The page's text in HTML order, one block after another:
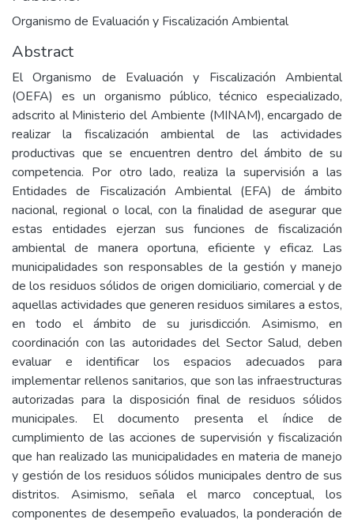
Organismo de Evaluación y Fiscalización Ambiental
Abstract
El Organismo de Evaluación y Fiscalización Ambiental
(OEFA) es un organismo público, técnico especializado,
adscrito al Ministerio del Ambiente (MINAM), encargado de
realizar la fiscalización ambiental de las actividades
productivas que se encuentren dentro del ámbito de su
competencia. Por otro lado, realiza la supervisión a las
Entidades de Fiscalización Ambiental (EFA) de ámbito
nacional, regional o local, con la finalidad de asegurar que
estas entidades ejerzan sus funciones de fiscalización
ambiental de manera oportuna, eficiente y eficaz. Las
municipalidades son responsables de la gestión y manejo
de los residuos sólidos de origen domiciliario, comercial y de
aquellas actividades que generen residuos similares a estos,
en todo el ámbito de su jurisdicción. Asimismo, en
coordinación con las autoridades del Sector Salud, deben
evaluar e identificar los espacios adecuados para
implementar rellenos sanitarios, que son las infraestructuras
autorizadas para la disposición final de residuos sólidos
municipales. El documento presenta el índice de
cumplimiento de las acciones de supervisión y fiscalización
que han realizado las municipalidades en materia de manejo
y gestión de los residuos sólidos municipales dentro de sus
distritos. Asimismo, señala el marco conceptual, los
componentes de desempeño evaluados, la ponderación de